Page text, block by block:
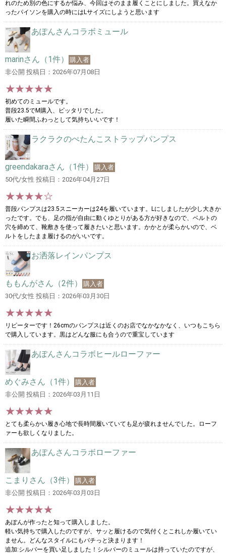
れのため別の色にするか悩み、今回はそのまま履くことにしました。買えなか
ったパイソンを購入の時にはLサイズにしようと思います
あぽんさんコラボミュール
marinさん（1件）
購入者
非公開 投稿日：2026年07月08日
初めてのミュールです。
普段23.5でM購入、ピッタリでした。
履いた瞬間ふわっとして気持ちいいです！
ラクラクのぺたんこストラップパンプス
greendakaraさん（1件）
購入者
50代/女性 投稿日：2026年04月27日
普段パンプスは23.5スニーカーは24を履いています。Lにしましたが少し大きか
ったです。でも、足の指が自由に動くゆとりがある方が好きなので、ベルトの
穴を締めて、靴敷きを使って履きたいと思います。かかとが柔らかいので、ベ
ルトをしたまま履けるのがいいです。
お洒落レインパンプス
ももんがさん（2件）
購入者
30代/女性 投稿日：2026年03月30日
リピーターです！26cmのパンプスは近くのお店でなかなかなく、いつもこちら
で購入しています。黒はどんな服にも合うので重宝しています
あぽんさんコラボヒールローファー
めぐみさん（1件）
購入者
非公開 投稿日：2026年03月11日
とても柔らかい履き心地で長時間履いていても足が疲れませんでした。ローフ
ァーも欲しくなりました。
あぽんさんコラボローファー
こまりさん（3件）
購入者
非公開 投稿日：2026年03月03日
あぽんが作ったと知って購入しました。
軽い気持ちで購入したのですが、サッと履けるので気付くとこれしか履いてい
ません。どんなスタイルにもバチっと決まります！
追加:シルバーを買い足しました！シルバーのミュールは持っていたのですが、